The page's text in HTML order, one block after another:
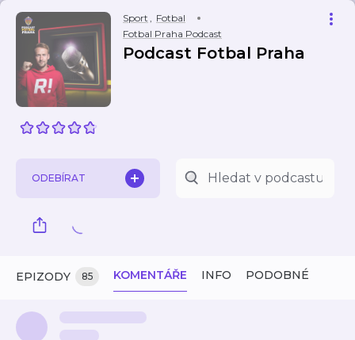
Sport , Fotbal
Fotbal Praha Podcast
Podcast Fotbal Praha
ODEBÍRAT
EPIZODY 85 KOMENTÁŘE INFO PODOBNÉ